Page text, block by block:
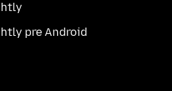
pre Android